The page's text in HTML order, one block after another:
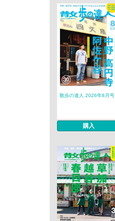
散歩の達人 2026年8月号
購入